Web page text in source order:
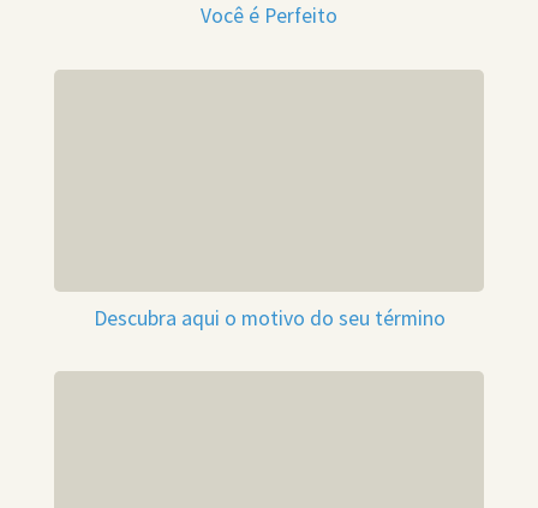
Você é Perfeito
Descubra aqui o motivo do seu término